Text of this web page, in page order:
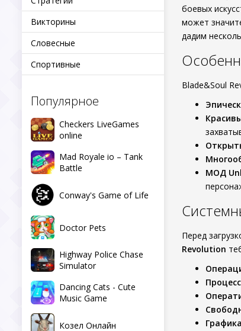
Викторины
Словесные
Спортивные
Популярное
Checkers LiveGames
online
Mad Royale io – Tank
Battle
Conway's Game of Life
Doctor Pets
Highway Police Chase
Simulator
Dancing Cats - Cute
Music Game
Козел Онлайн
боевых
может
дадим
Blade&Soul
МОД
Перед
Revolution
Графика